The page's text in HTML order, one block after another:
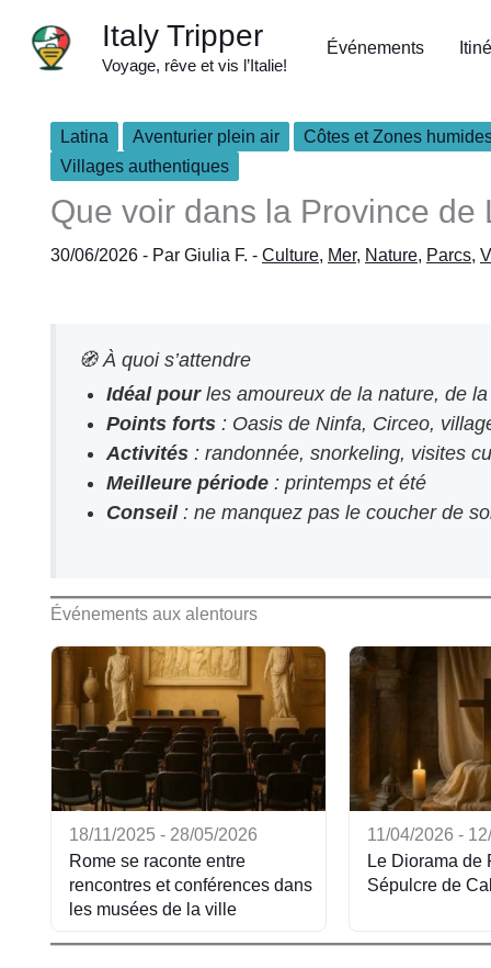
contenu
Italy Tripper
Voyage, rêve et vis l’Italie!
Événements
Latina Aventurier plein air Côtes et Zones
Villages authentiques
Que voir dans la Province de
30/06/2026 - Par Giulia F. - Culture, Mer, Nature, Parcs,
🧭 À quoi s’attendre
Idéal pourles amoureux de la nature, de la
Points forts : Oasis de Ninfa, Circeo,
Activités : randonnée, snorkeling, visites
Meilleure période : printemps et été
Conseil: ne manquez pas le coucher de
Événements aux alentours
18/11/2025 - 28/05/2026
Rome se raconte entre
rencontres et conférences dans
les musées de la ville
11/04/2026 -
Le Diorama de
Sépulcre de